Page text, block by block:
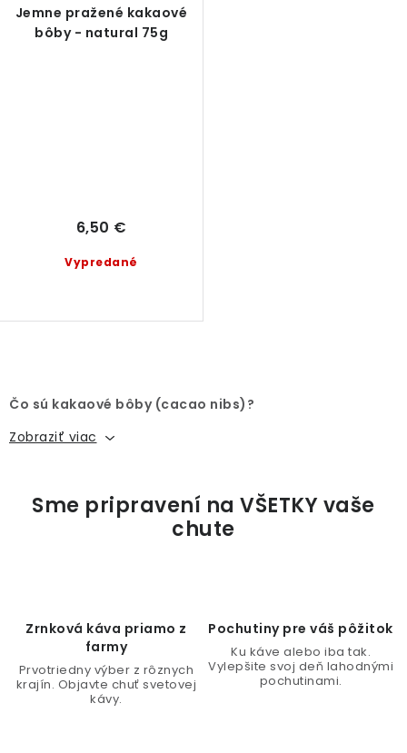
Jemne pražené kakaové
bôby - natural 75g
Vypredané
6,50 €
v
á
k
y
Čo sú kakaové bôby (cacao nibs)?
Zobraziť viac
Zrnková káva priamo z
farmy
Prvotriedny výber z rôznych
krajín. Objavte chuť svetovej
kávy.
Pochutiny pre váš pôžitok
Ku káve alebo iba tak.
Vylepšite svoj deň lahodnými
pochutinami.